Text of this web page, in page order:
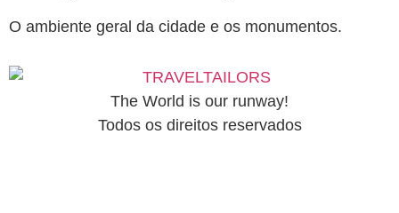
O ambiente geral da cidade e os monumentos.
The World is our runway!
Todos os direitos reservados